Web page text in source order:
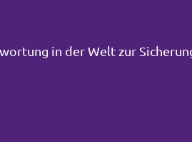
in der Welt zur